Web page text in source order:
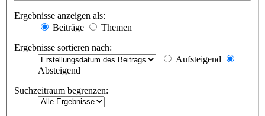
Ergebnisse anzeigen als:
Beiträge
Themen
Ergebnisse sortieren nach:
Aufsteigend
Absteigend
Suchzeitraum begrenzen: